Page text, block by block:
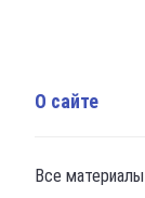
О сайте
Все